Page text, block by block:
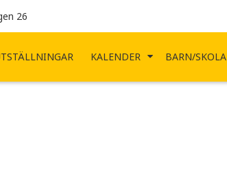
26
KALENDER BARN/SKOLA